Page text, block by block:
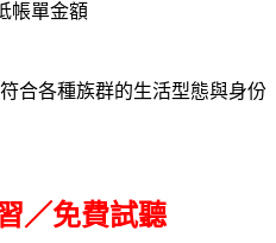
帳單金額
合各種族群的生活型態與身份
／免費試聽